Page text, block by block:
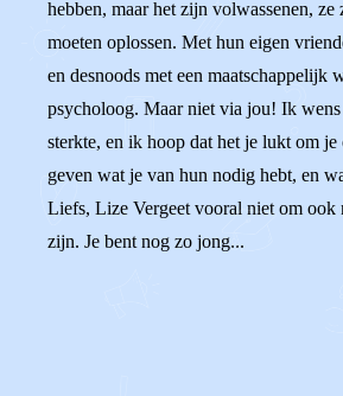
hebben, maar het zijn volwassenen, ze
moeten oplossen. Met hun eigen
en desnoods met een maatschappelijk
psycholoog. Maar niet via jou! Ik wens
sterkte, en ik hoop dat het je lukt om je
geven wat je van hun nodig hebt, en
Liefs, Lize Vergeet vooral niet om ook
zijn. Je bent nog zo jong...